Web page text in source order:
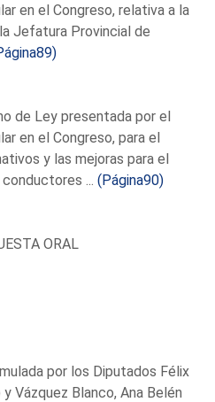
en el Congreso, relativa a la
Jefatura Provincial de
de Ley presentada por el
en el Congreso, para el
y las mejoras para el
...(Página90)
ORAL
por los Diputados Félix
Vázquez Blanco, Ana Belén